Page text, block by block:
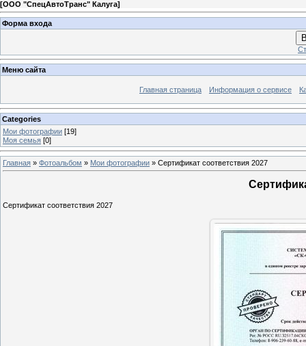
[ООО "СпецАвтоТранс" Калуга]
Форма входа
Меню сайта
Главная страница Информация о сервисе
Categories
Мои фотографии [19]
Моя семья [0]
Главная » Фотоальбом » Мои фотографии » Сертификат соответствия 2027
Сертификат соответствия 2027